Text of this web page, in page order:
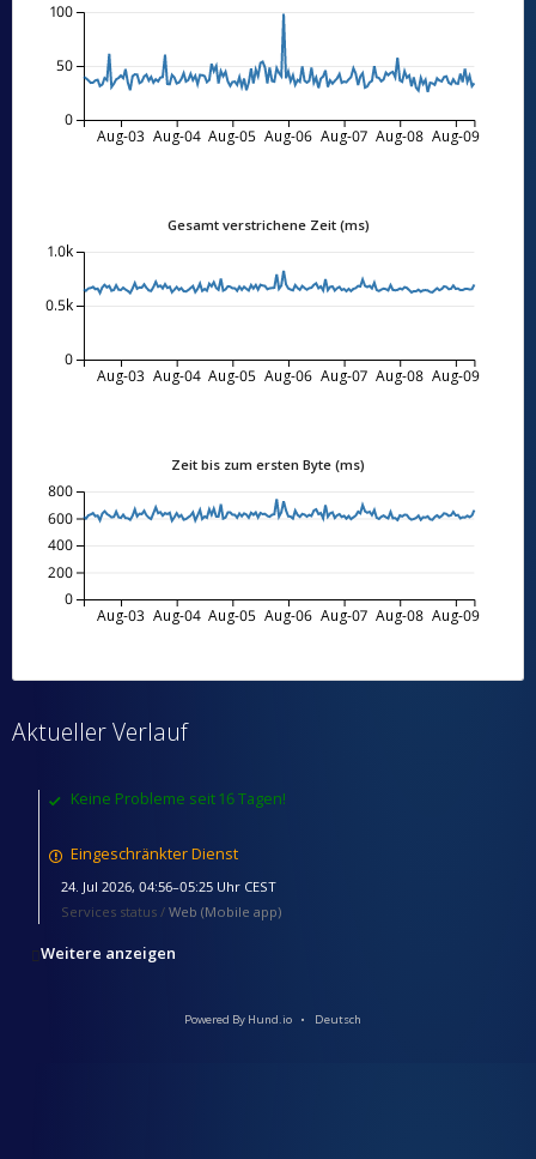
Aug-03 Aug-04 Aug-05 Aug-06 Aug-07 Aug-08 Aug-09
0
50
100
Gesamt verstrichene Zeit (ms)
Aug-03 Aug-04 Aug-05 Aug-06 Aug-07 Aug-08 Aug-09
0
0.5k
1.0k
Zeit bis zum ersten Byte (ms)
Aug-03 Aug-04 Aug-05 Aug-06 Aug-07 Aug-08 Aug-09
0
200
400
600
800
Aktueller Verlauf
Keine Probleme seit 16 Tagen!
Eingeschränkter Dienst
24. Jul 2026, 04:56–05:25 Uhr CEST
Services status / Web (Mobile app)
Weitere anzeigen
Powered By Hund.io Deutsch